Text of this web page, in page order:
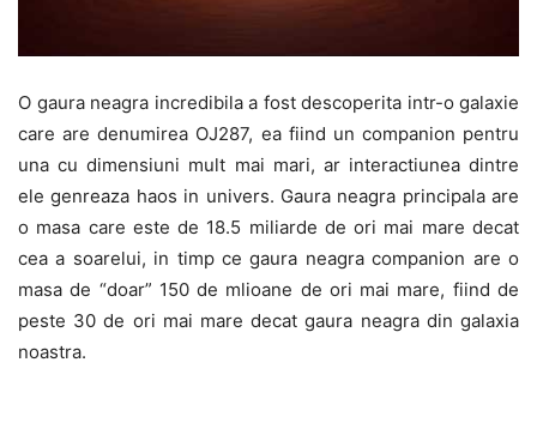
O gaura neagra incredibila a fost descoperita intr-o galaxie
care are denumirea OJ287, ea fiind un companion pentru
una cu dimensiuni mult mai mari, ar interactiunea dintre
ele genreaza haos in univers. Gaura neagra principala are
o masa care este de 18.5 miliarde de ori mai mare decat
cea a soarelui, in timp ce gaura neagra companion are o
masa de “doar” 150 de mlioane de ori mai mare, fiind de
peste 30 de ori mai mare decat gaura neagra din galaxia
noastra.